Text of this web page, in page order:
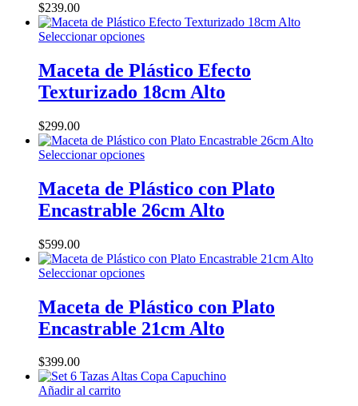
se
pueden
elegir
en
la
página
de
$239.00
Seleccionar opcionesEste
tiene
múltiples
variantes.
se
pueden
elegir
en
la
página
de
Maceta de Plástico Efecto
Texturizado 18cm Alto
$299.00
Seleccionar opcionesEste
tiene
múltiples
variantes.
se
pueden
elegir
en
la
página
de
Maceta de Plástico con Plato
Encastrable 26cm Alto
$599.00
Seleccionar opcionesEste
tiene
múltiples
variantes.
se
pueden
Maceta de Plástico con Plato
Encastrable 21cm Alto
$399.00
Añadir al carrito